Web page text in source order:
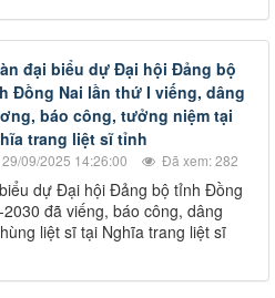
đại biểu dự Đại hội Đảng bộ
Đồng Nai lần thứ I viếng, dâng
báo công, tưởng niệm tại
trang liệt sĩ tỉnh
29/09/2025 14:26:00 Đã xem: 282
dự Đại hội Đảng bộ tỉnh Đồng
đã viếng, báo công, dâng
liệt sĩ tại Nghĩa trang liệt sĩ